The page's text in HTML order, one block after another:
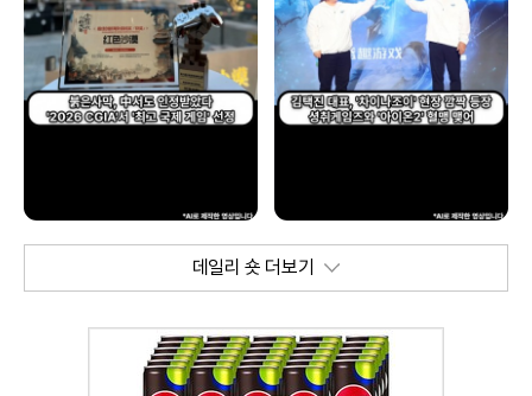
데일리 숏 더보기